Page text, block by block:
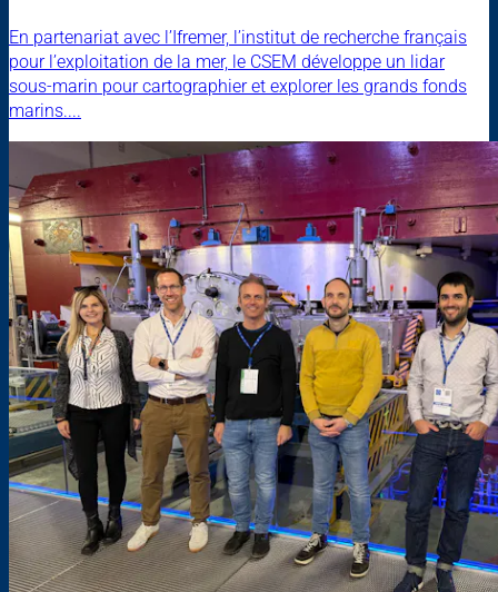
En partenariat avec l’Ifremer, l’institut de recherche français
pour l’exploitation de la mer, le CSEM développe un lidar
sous-marin pour cartographier et explorer les grands fonds
marins....